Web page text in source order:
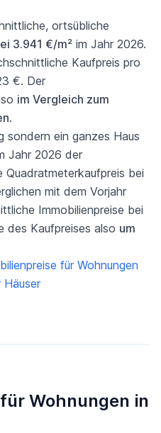
ortsübliche
3.941 €/m² im Jahr 2026.
Kaufpreis pro
€. Der
im Vergleich zum
.
sondern ein ganzes Haus
Jahr 2026 der
bei
mit dem Vorjahr
Immobilienpreise bei
des Kaufpreises also um
für Wohnungen
Häuser
Wohnungen in